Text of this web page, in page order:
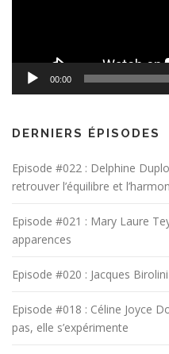
00:00
DERNIERS ÉPISODES
Episode #022 : Delphine
retrouver l’équilibre et
Episode #021 : Mary Laure
apparences
Episode #020 : Jacques
Episode #018 : Céline Joyce
pas, elle s’expérimente